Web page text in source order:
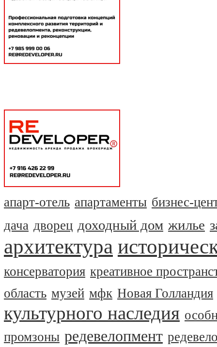
апарт-отель апартаменты бизнес-
дача дворец доходный дом жилье
архитектура
консерватория креативное
область музей мфк Новая Голландия
культурного наследия
промзоны редевелопмент